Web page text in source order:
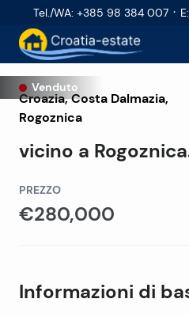
Tel./WA: +385 98 384 007 · E:
Venduto
Croazia,Costa Dalmazia,
Rogoznica
vicino a
PREZZO
€280,000
Informazioni di